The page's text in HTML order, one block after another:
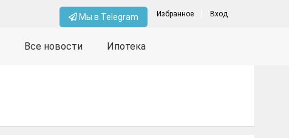
Мы в Telegram Избранное Вход
Все новости Ипотека